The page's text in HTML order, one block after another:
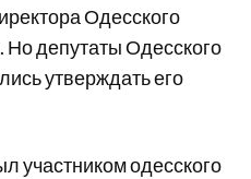
Одесского
Но депутаты Одесского
утверждать его
участником одесского